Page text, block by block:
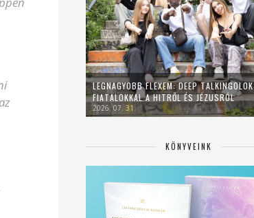
LEGNAGYOBB FLEXEM: DEEP TALKINGOLOK
FIATALOKKAL A HITRŐL ÉS JÉZUSRÓL
2026. 07. 31.
KÖNYVEINK